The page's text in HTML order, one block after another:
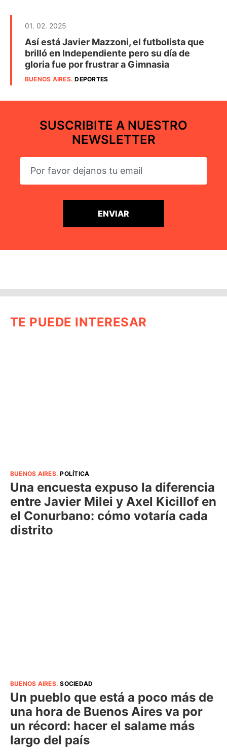
01. 02. 2025
Así está Javier Mazzoni, el futbolista que
brilló en Independiente pero su día de
gloria fue por frustrar a Gimnasia
BUENOS AIRES.DEPORTES
SUSCRIBITE A NUESTRO
NEWSLETTER
TE PUEDE INTERESAR
BUENOS AIRES.POLÍTICA
Una encuesta expuso la diferencia
entre Javier Milei y Axel Kicillof en
el Conurbano: cómo votaría cada
distrito
BUENOS AIRES.SOCIEDAD
Un pueblo que está a poco más de
una hora de Buenos Aires va por
un récord: hacer el salame más
largo del país